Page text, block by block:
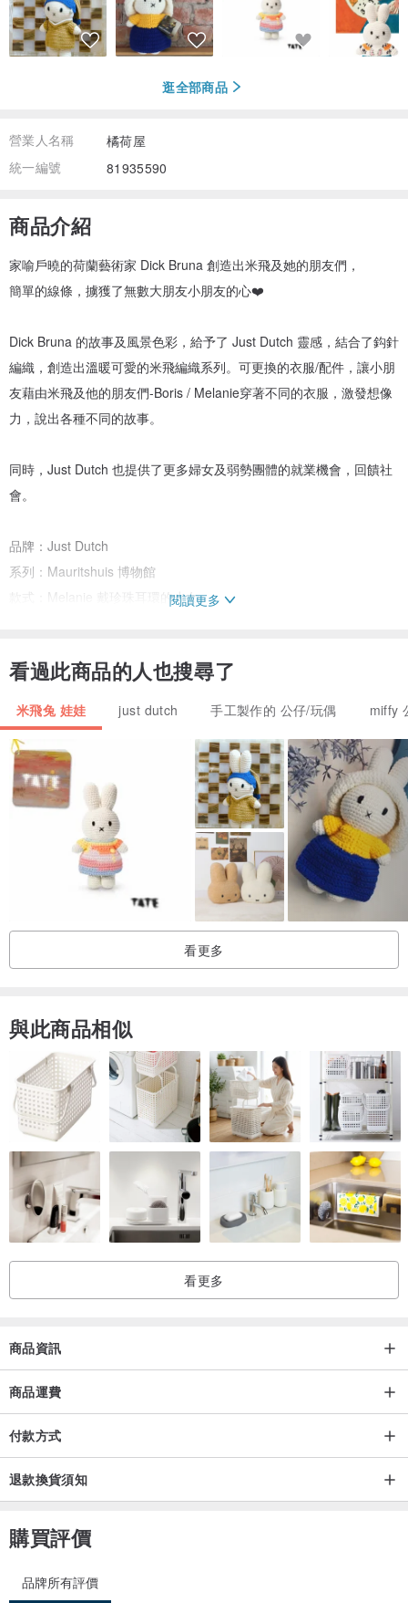
逛全部商品
營業人名稱
橘荷屋
統一編號
81935590
商品介紹
家喻戶曉的荷蘭藝術家 Dick Bruna 創造出米飛及她的朋友們，
簡單的線條，擄獲了無數大朋友小朋友的心❤️
Dick Bruna 的故事及風景色彩，給予了 Just Dutch 靈感，結合了鈎針
編織，創造出溫暖可愛的米飛編織系列。可更換的衣服/配件，讓小朋
友藉由米飛及他的朋友們-Boris / Melanie穿著不同的衣服，激發想像
力，說出各種不同的故事。
同時，Just Dutch 也提供了更多婦女及弱勢團體的就業機會，回饋社
會。
品牌：Just Dutch
系列：Mauritshuis 博物館
款式：Melanie 戴珍珠耳環的少女
清洗方式：手洗
品牌得獎紀錄
Best Doll Award,Platinum: Loved by Children 2018
Best Toy Awards,Silver:
Junior Design Award2016, toys 3-5
European ProductDesign Award 2017, toys 3-6
European ProductDesign Award 2017, handmade toy
NYNow2021, Best Product Baby +Child
閱讀更多
看過此商品的人也搜尋了
米飛兔 娃娃 just dutch 手工製作的 公仔/玩偶 miffy
看更多
與此商品相似
看更多
商品資訊
商品運費
付款方式
退款換貨須知
購買評價
品牌所有評價